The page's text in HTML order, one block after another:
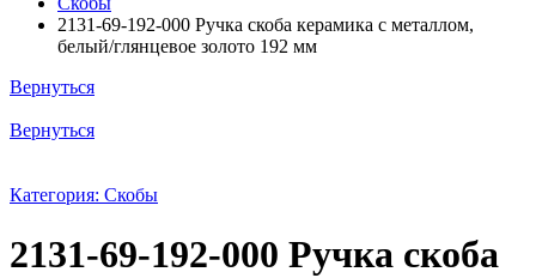
2131-69-192-000 Ручка скоба керамика с металлом,
белый/глянцевое золото 192 мм
Вернуться
Вернуться
Категория: Скобы
2131-69-192-000 Ручка скоба